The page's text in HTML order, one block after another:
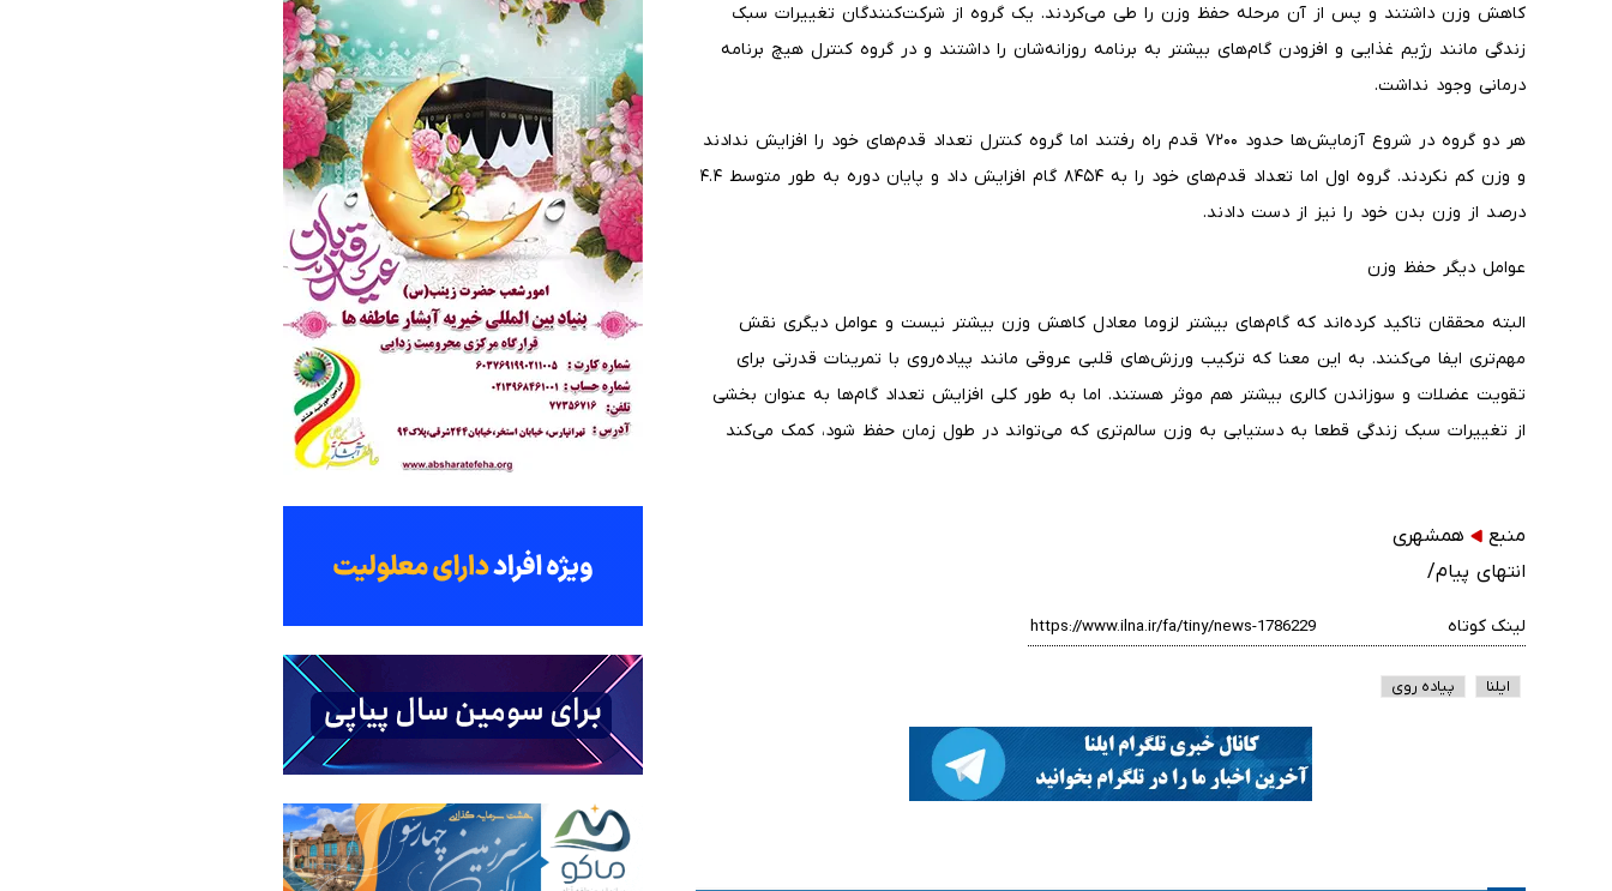
کاهش وزن داشتند و پس از آن مرحله حفظ وزن را طی می‌کردند. یک گروه از شرکت‌کنندگان تغییرات سبک
زندگی مانند رژیم غذایی و افزودن گام‌های بیشتر به برنامه روزانه‌شان را داشتند و در گروه کنترل هیچ برنامه
درمانی وجود نداشت.
هر دو گروه در شروع آزمایش‌ها حدود ۷۲۰۰ قدم راه رفتند اما گروه کنترل تعداد قدم‌های خود را افزایش ندادند
و وزن کم نکردند. گروه اول اما تعداد قدم‌های خود را به ۸۴۵۴ گام افزایش داد و پایان دوره به طور متوسط ۴.۴
درصد از وزن بدن خود را نیز از دست دادند.
عوامل دیگر حفظ وزن
البته محققان تاکید کرده‌اند که گام‌های بیشتر لزوما معادل کاهش وزن بیشتر نیست و عوامل دیگری نقش
مهم‌تری ایفا می‌کنند. به این معنا که ترکیب ورزش‌های قلبی عروقی مانند پیاده‌روی با تمرینات قدرتی برای
تقویت عضلات و سوزاندن کالری بیشتر هم موثر هستند. اما به طور کلی افزایش تعداد گام‌ها به عنوان بخشی
از تغییرات سبک زندگی قطعا به دستیابی به وزن سالم‌تری که می‌تواند در طول زمان حفظ شود، کمک می‌کند
منبع
همشهری
انتهای پیام/
لینک کوتاه
ایلنا پیاده روی